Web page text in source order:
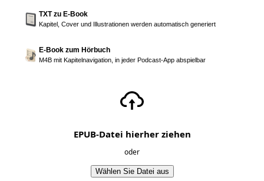
TXT zu E-Book
Kapitel, Cover und Illustrationen werden automatisch generiert
E-Book zum Hörbuch
M4B mit Kapitelnavigation, in jeder Podcast-App abspielbar
EPUB-Datei hierher ziehen
oder
Wählen Sie Datei aus